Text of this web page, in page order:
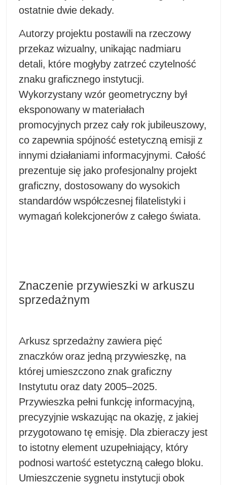
ostatnie dwie dekady.
Autorzy projektu postawili na rzeczowy
przekaz wizualny, unikając nadmiaru
detali, które mogłyby zatrzeć czytelność
znaku graficznego instytucji.
Wykorzystany wzór geometryczny był
eksponowany w materiałach
promocyjnych przez cały rok jubileuszowy,
co zapewnia spójność estetyczną emisji z
innymi działaniami informacyjnymi. Całość
prezentuje się jako profesjonalny projekt
graficzny, dostosowany do wysokich
standardów współczesnej filatelistyki i
wymagań kolekcjonerów z całego świata.
Znaczenie przywieszki w arkuszu
sprzedażnym
Arkusz sprzedażny zawiera pięć
znaczków oraz jedną przywieszkę, na
której umieszczono znak graficzny
Instytutu oraz daty 2005–2025.
Przywieszka pełni funkcję informacyjną,
precyzyjnie wskazując na okazję, z jakiej
przygotowano tę emisję. Dla zbieraczy jest
to istotny element uzupełniający, który
podnosi wartość estetyczną całego bloku.
Umieszczenie sygnetu instytucji obok